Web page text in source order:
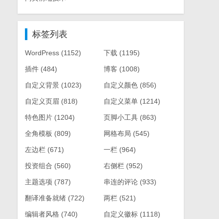
标签列表
WordPress(1152) 下载 (1195)
插件(484) 博客 (1008)
自定义背景(1023) 自定义颜色 (856)
自定义页眉(818) 自定义菜单 (1214)
特色图片(1204) 页脚小工具 (863)
全角模板 (809) 网格布局 (545)
左边栏(671) 一栏 (964)
投资组合 (560) 右侧栏 (952)
主题选项 (787) 串连的评论 (933)
翻译准备就绪(722) 两栏 (521)
编辑者风格 (740) 自定义徽标 (1118)